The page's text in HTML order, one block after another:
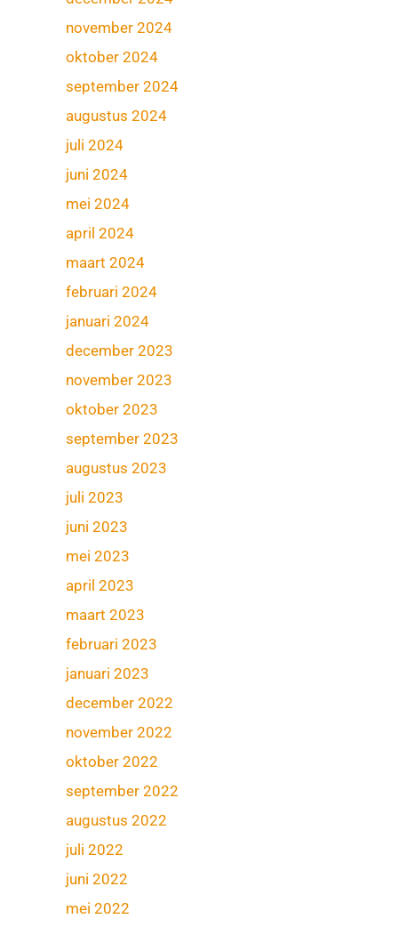
november 2024
oktober 2024
september 2024
augustus 2024
juli 2024
juni 2024
mei 2024
april 2024
maart 2024
februari 2024
januari 2024
december 2023
november 2023
oktober 2023
september 2023
augustus 2023
juli 2023
juni 2023
mei 2023
april 2023
maart 2023
februari 2023
januari 2023
december 2022
november 2022
oktober 2022
september 2022
augustus 2022
juli 2022
juni 2022
mei 2022